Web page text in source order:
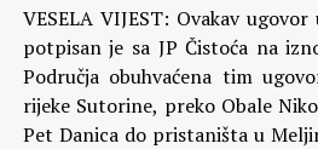
VESELA VIJEST: Ovakav
potpisan je sa JP Čistoća na
Područja obuhvaćena tim
rijeke Sutorine, preko Obale
Pet Danica do pristaništa u